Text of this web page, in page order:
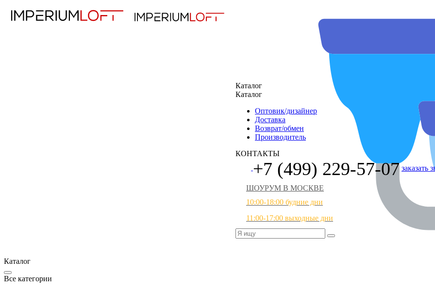
Каталог
Каталог
Оптовик/дизайнер
Доставка
Возврат/обмен
Производитель
КОНТАКТЫ
+7 (499) 229-57-07 заказать
ШОУРУМ В МОСКВЕ
10:00-18:00 будние дни
11:00-17:00 выходные дни
Каталог
Все категории